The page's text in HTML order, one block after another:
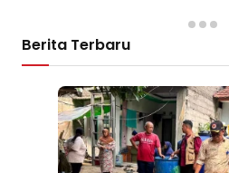
Berita Terbaru